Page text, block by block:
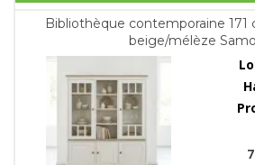
Bibliothèque contemporaine 171
beige/mélèze